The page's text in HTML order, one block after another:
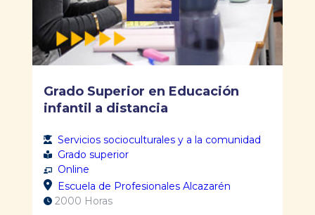
Grado Superior en Educación
infantil a distancia
Servicios socioculturales y a la comunidad
Grado superior
Online
Escuela de Profesionales Alcazarén
2000 Horas